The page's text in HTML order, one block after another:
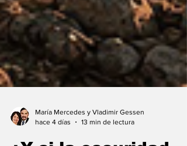
hace 4 días
13 min de lectura